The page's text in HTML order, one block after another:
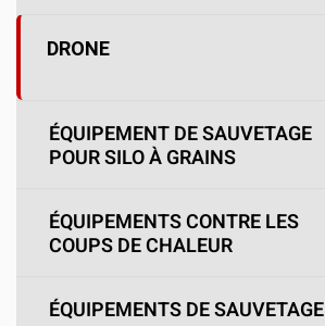
DRONE
ÉQUIPEMENT DE SAUVETAGE
POUR SILO À GRAINS
ÉQUIPEMENTS CONTRE LES
COUPS DE CHALEUR
ÉQUIPEMENTS DE SAUVETAGE